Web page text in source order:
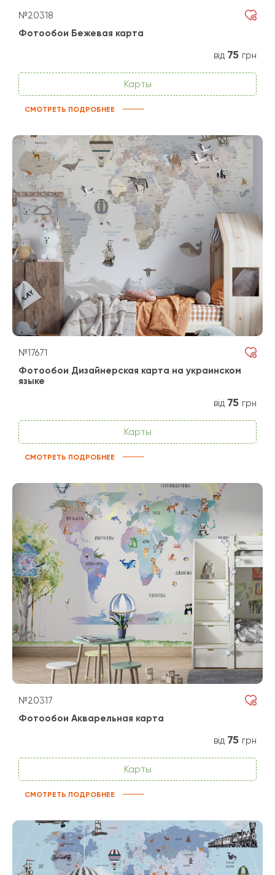
№20318
Фотообои Бежевая карта
від 75 грн
Карты
СМОТРЕТЬ ПОДРОБНЕЕ
№17671
Фотообои Дизайнерская карта на украинском
языке
від 75 грн
Карты
СМОТРЕТЬ ПОДРОБНЕЕ
№20317
Фотообои Акварельная карта
від 75 грн
Карты
СМОТРЕТЬ ПОДРОБНЕЕ